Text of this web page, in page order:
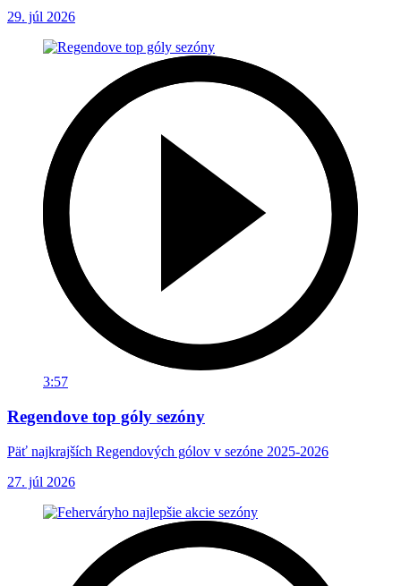
29. júl 2026
3:57
Regendove top góly sezóny
Päť najkrajších Regendových gólov v sezóne 2025-2026
27. júl 2026